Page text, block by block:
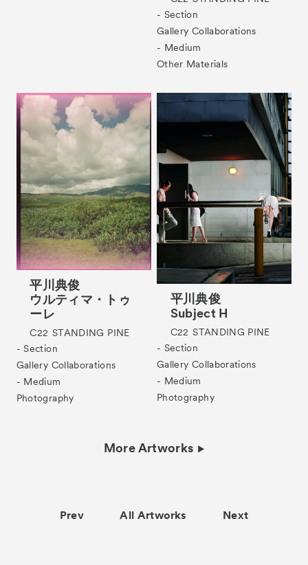
- Section
Gallery Collaborations
- Medium
Other Materials
平川典俊
ウルティマ・トゥ
ーレ
C22 STANDING PINE
- Section
Gallery Collaborations
- Medium
Photography
平川典俊
Subject H
C22 STANDING PINE
- Section
Gallery Collaborations
- Medium
Photography
More Artworks
Prev All Artworks Next